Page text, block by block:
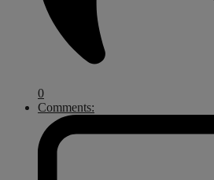
0
Comments: